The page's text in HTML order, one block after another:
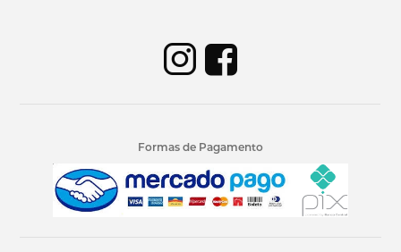
Formas de Pagamento